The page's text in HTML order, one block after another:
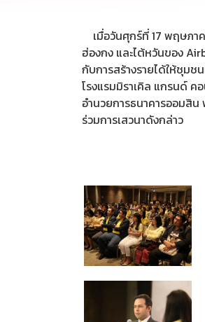
เมื่อวันศุกร์ที่ 17 พฤษภา
ฮ่องกง และไต้หวันของ
กับการสร้างรายได้ให้ชุมช
โรงแรมมิราเคิล แกรนด์ ค
อำนวยการธนาคารออมสิ
ร่วมการเสวนาดังกล่าว